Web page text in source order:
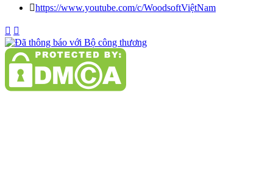
https://www.youtube.com/c/WoodsoftViệtNam
 